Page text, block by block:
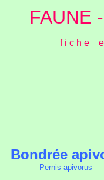
FAUNE
f i c h e e
Bondrée
Pernis apivorus